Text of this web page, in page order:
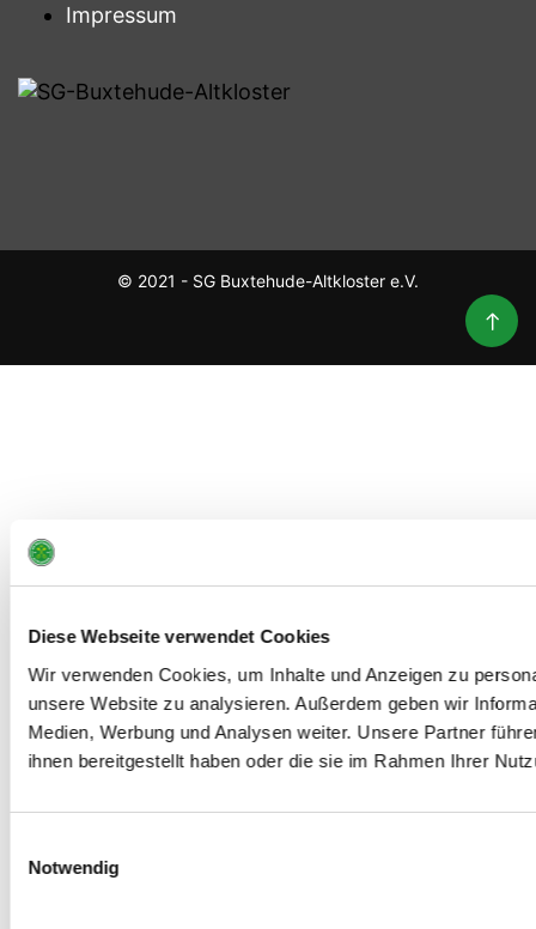
Diese Webseite verwendet Cookies
Wir verwenden Cookies, um Inhalte und Anzeigen zu
unsere Website zu analysieren. Außerdem geben wir
Medien, Werbung und Analysen weiter. Unsere Partner
ihnen bereitgestellt haben oder die sie im Rahmen Ihrer
Notwendig
Impressum
© 2021 - SG Buxtehude-Altkloster e.V.